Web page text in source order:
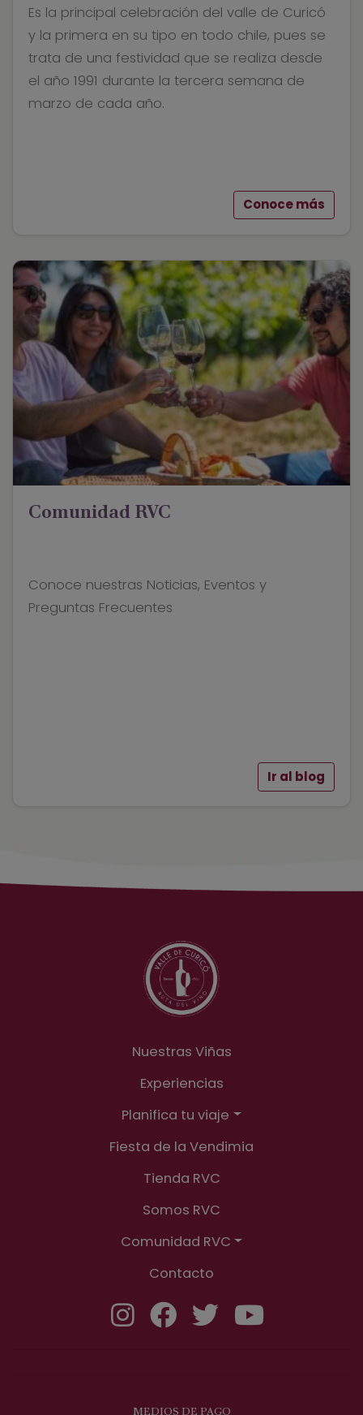
Es la principal celebración del valle de Curicó
y la primera en su tipo en todo chile, pues se
trata de una festividad que se realiza desde
el año 1991 durante la tercera semana de
marzo de cada año.
Conoce más
Comunidad RVC
Conoce nuestras Noticias, Eventos y
Preguntas Frecuentes
Ir al blog
Nuestras Viñas
Experiencias
Planifica tu viaje
Fiesta de la Vendimia
Tienda RVC
Somos RVC
Comunidad RVC
Contacto
MEDIOS DE PAGO